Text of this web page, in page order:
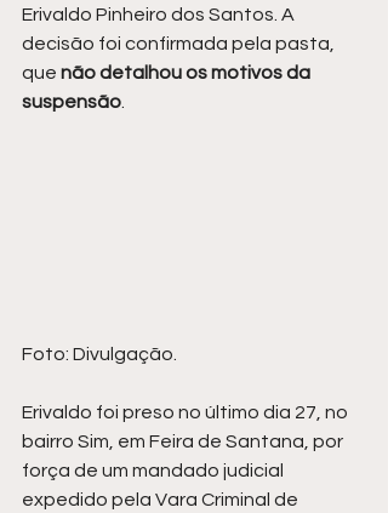
Erivaldo Pinheiro dos Santos. A
decisão foi confirmada pela pasta,
que não detalhou os motivos da
suspensão
Foto: Divulgação.
Erivaldo foi preso no último dia 27, no
bairro Sim, em Feira de Santana, por
força de um mandado judicial
expedido pela Vara Criminal de